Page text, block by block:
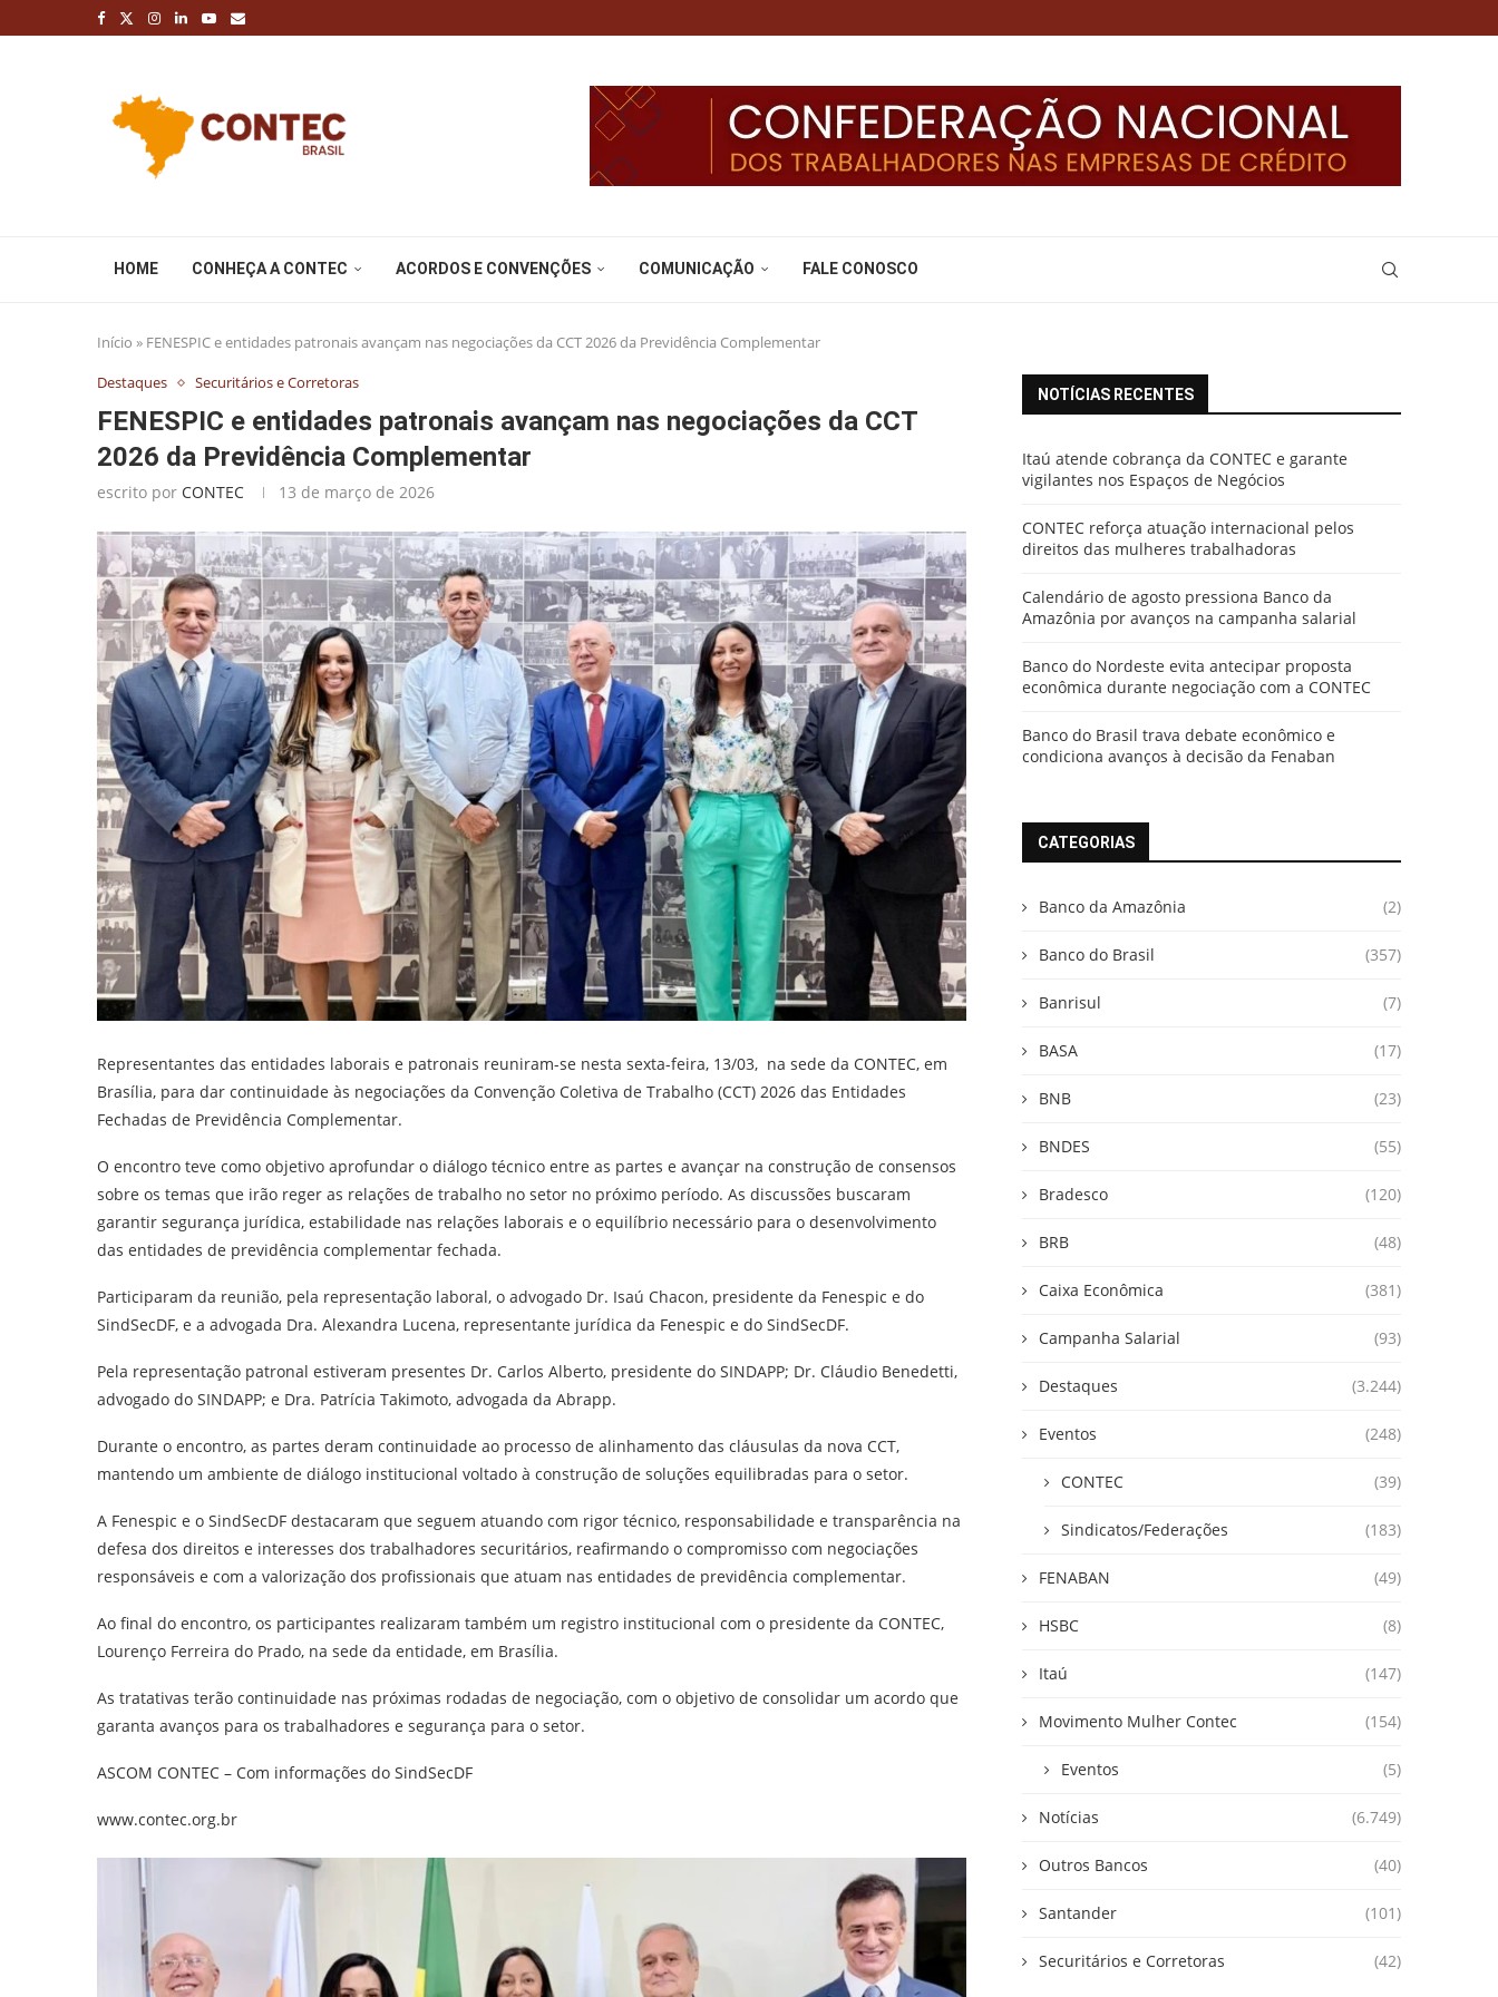
HOME CONHEÇA A CONTEC ACORDOS E CONVENÇÕES COMUNICAÇÃO FALE CONOSCO
Início » FENESPIC e entidades patronais avançam nas negociações da CCT 2026 da Previdência Complementar
Destaques
Securitários e Corretoras
FENESPIC e entidades patronais avançam nas negociações da CCT
2026 da Previdência Complementar
escrito por CONTEC 13 de março de 2026
Representantes das entidades laborais e patronais reuniram-se nesta sexta-feira, 13/03, na sede da CONTEC, em
Brasília, para dar continuidade às negociações da Convenção Coletiva de Trabalho (CCT) 2026 das Entidades
Fechadas de Previdência Complementar.
O encontro teve como objetivo aprofundar o diálogo técnico entre as partes e avançar na construção de consensos
sobre os temas que irão reger as relações de trabalho no setor no próximo período. As discussões buscaram
garantir segurança jurídica, estabilidade nas relações laborais e o equilíbrio necessário para o desenvolvimento
das entidades de previdência complementar fechada.
Participaram da reunião, pela representação laboral, o advogado Dr. Isaú Chacon, presidente da Fenespic e do
SindSecDF, e a advogada Dra. Alexandra Lucena, representante jurídica da Fenespic e do SindSecDF.
Pela representação patronal estiveram presentes Dr. Carlos Alberto, presidente do SINDAPP; Dr. Cláudio Benedetti,
advogado do SINDAPP; e Dra. Patrícia Takimoto, advogada da Abrapp.
Durante o encontro, as partes deram continuidade ao processo de alinhamento das cláusulas da nova CCT,
mantendo um ambiente de diálogo institucional voltado à construção de soluções equilibradas para o setor.
A Fenespic e o SindSecDF destacaram que seguem atuando com rigor técnico, responsabilidade e transparência na
defesa dos direitos e interesses dos trabalhadores securitários, reafirmando o compromisso com negociações
responsáveis e com a valorização dos profissionais que atuam nas entidades de previdência complementar.
Ao final do encontro, os participantes realizaram também um registro institucional com o presidente da CONTEC,
Lourenço Ferreira do Prado, na sede da entidade, em Brasília.
As tratativas terão continuidade nas próximas rodadas de negociação, com o objetivo de consolidar um acordo que
garanta avanços para os trabalhadores e segurança para o setor.
ASCOM CONTEC – Com informações do SindSecDF
www.contec.org.br
NOTÍCIAS RECENTES
Itaú atende cobrança da CONTEC e garante
vigilantes nos Espaços de Negócios
CONTEC reforça atuação internacional pelos
direitos das mulheres trabalhadoras
Calendário de agosto pressiona Banco da
Amazônia por avanços na campanha salarial
Banco do Nordeste evita antecipar proposta
econômica durante negociação com a CONTEC
Banco do Brasil trava debate econômico e
condiciona avanços à decisão da Fenaban
CATEGORIAS
Banco da Amazônia (2)
Banco do Brasil (357)
Banrisul (7)
BASA (17)
BNB (23)
BNDES (55)
Bradesco (120)
BRB (48)
Caixa Econômica (381)
Campanha Salarial (93)
Destaques (3.244)
Eventos (248)
CONTEC (39)
Sindicatos/Federações (183)
FENABAN (49)
HSBC (8)
Itaú (147)
Movimento Mulher Contec (154)
Eventos (5)
Notícias (6.749)
Outros Bancos (40)
Santander (101)
Securitários e Corretoras (42)